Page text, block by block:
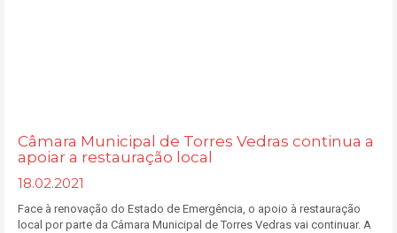
Câmara Municipal de Torres Vedras continua a
apoiar a restauração local
18.02.2021
Face à renovação do Estado de Emergência, o apoio à restauração
local por parte da Câmara Municipal de Torres Vedras vai continuar. A